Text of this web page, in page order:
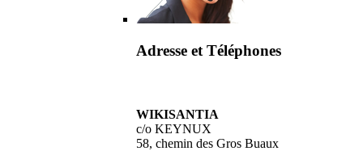
Adresse et Téléphones
WIKISANTIA
c/o KEYNUX
58, chemin des Gros Buaux